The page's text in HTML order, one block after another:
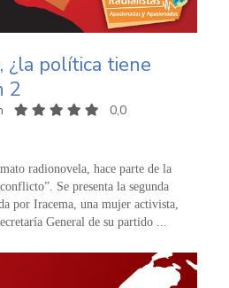
¿la política tiene
2
0,0
radionovela, hace parte de la
Se presenta la segunda
por Iracema, una mujer activista,
General de su partido ...